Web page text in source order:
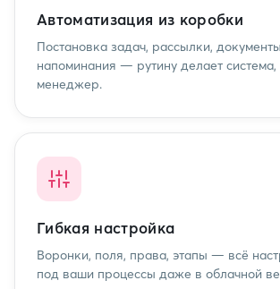
Автоматизация из коробки
Постановка задач, рассылки,
напоминания — рутину делает система,
менеджер.
Гибкая настройка
Воронки, поля, права, этапы — всё
под ваши процессы даже в облачной